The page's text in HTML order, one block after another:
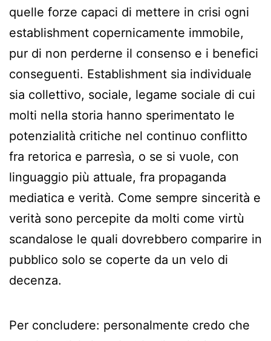
quelle forze capaci di mettere in crisi ogni
establishment copernicamente immobile,
pur di non perderne il consenso e i benefici
conseguenti. Establishment sia individuale
sia collettivo, sociale, legame sociale di cui
molti nella storia hanno sperimentato le
potenzialità critiche nel continuo conflitto
fra retorica e parresìa, o se si vuole, con
linguaggio più attuale, fra propaganda
mediatica e verità. Come sempre sincerità e
verità sono percepite da molti come virtù
scandalose le quali dovrebbero comparire in
pubblico solo se coperte da un velo di
decenza.
Per concludere: personalmente credo che